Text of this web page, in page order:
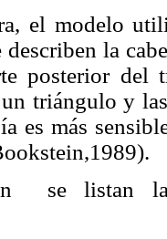
el modelo
describen la
posterior
un triángulo y
es más
se listan